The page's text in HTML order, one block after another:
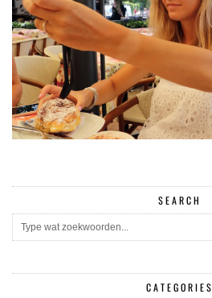
SEARCH
CATEGORIES